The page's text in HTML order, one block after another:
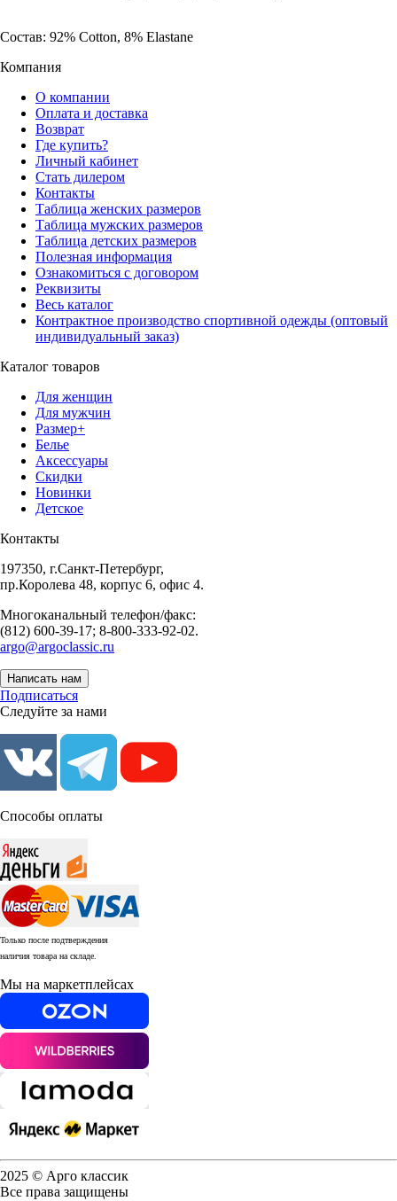
Состав: 92% Cotton, 8% Elastane
Компания
О компании
Оплата и доставка
Возврат
Где купить?
Личный кабинет
Стать дилером
Контакты
Таблица женских размеров
Таблица мужских размеров
Таблица детских размеров
Полезная информация
Ознакомиться с договором
Реквизиты
Весь каталог
Контрактное производство спортивной одежды (оптовый
индивидуальный заказ)
Каталог товаров
Для женщин
Для мужчин
Размер+
Белье
Аксессуары
Скидки
Новинки
Детское
Контакты
197350, г.Санкт-Петербург,
пр.Королева 48, корпус 6, офис 4.
Многоканальный телефон/факс:
(812) 600-39-17; 8-800-333-92-02.
argo@argoclassic.ru
Написать нам
Подписаться
Следуйте за нами
Способы оплаты
Только после подтверждения
наличия товара на складе.
Мы на маркетплейсах
2025 © Арго классик
Все права защищены